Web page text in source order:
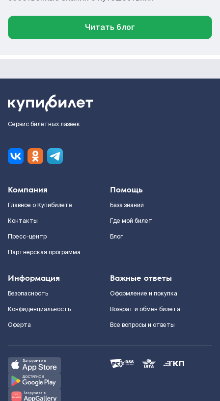
Читать блог
Сервис билетных лазеек
Компания
Главное о Купибилете
Контакты
Пресс-центр
Партнерская программа
Помощь
База знаний
Где мой билет
Блог
Информация
Безопасность
Конфиденциальность
Оферта
Важные ответы
Оформление и покупка
Возврат и обмен билета
Все вопросы и ответы